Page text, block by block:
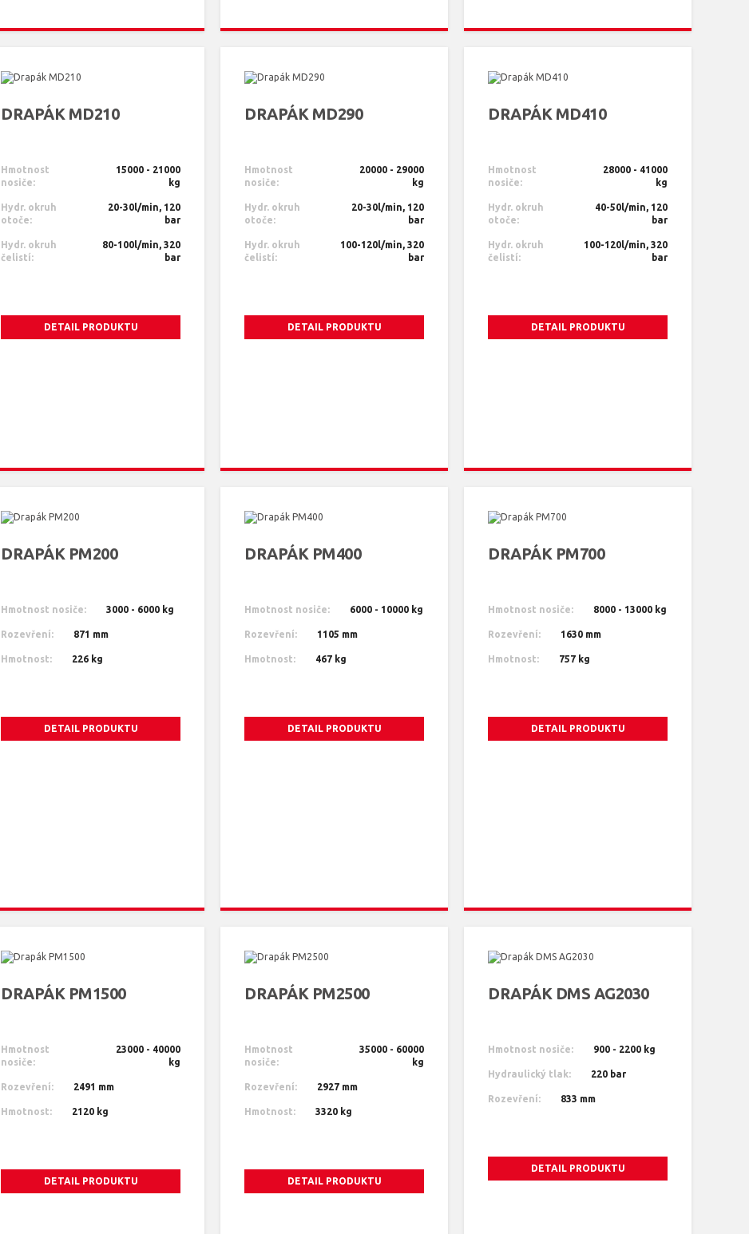
DRAPÁK MD210
Hmotnost
nosiče:
15000 - 21000
kg
Hydr. okruh
otoče:
20-30l/min, 120
bar
Hydr. okruh
čelistí:
80-100l/min, 320
bar
DETAIL PRODUKTU
DRAPÁK MD290
Hmotnost
nosiče:
20000 - 29000
kg
Hydr. okruh
otoče:
20-30l/min, 120
bar
Hydr. okruh
čelistí:
100-120l/min, 320
bar
DETAIL PRODUKTU
DRAPÁK MD410
Hmotnost
nosiče:
28000 - 41000
kg
Hydr. okruh
otoče:
40-50l/min, 120
bar
Hydr. okruh
čelistí:
100-120l/min, 320
bar
DETAIL PRODUKTU
DRAPÁK PM200
Hmotnost nosiče: 3000 - 6000 kg
Rozevření: 871 mm
Hmotnost: 226 kg
DETAIL PRODUKTU
DRAPÁK PM400
Hmotnost nosiče: 6000 - 10000 kg
Rozevření: 1105 mm
Hmotnost: 467 kg
DETAIL PRODUKTU
DRAPÁK PM700
Hmotnost nosiče: 8000 - 13000 kg
Rozevření: 1630 mm
Hmotnost: 757 kg
DETAIL PRODUKTU
DRAPÁK PM1500
Hmotnost
nosiče:
23000 - 40000
kg
Rozevření: 2491 mm
Hmotnost: 2120 kg
DETAIL PRODUKTU
DRAPÁK PM2500
Hmotnost
nosiče:
35000 - 60000
kg
Rozevření: 2927 mm
Hmotnost: 3320 kg
DETAIL PRODUKTU
DRAPÁK DMS AG2030
Hmotnost nosiče: 900 - 2200 kg
Hydraulický tlak: 220 bar
Rozevření: 833 mm
DETAIL PRODUKTU